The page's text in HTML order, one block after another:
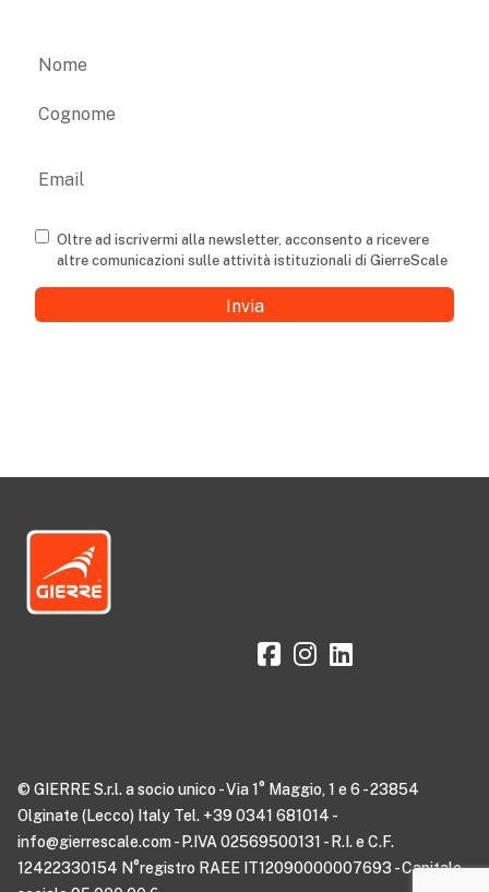
Name
Email
Consenso
Oltre ad iscrivermi alla newsletter, acconsento a ricevere
altre comunicazioni sulle attività istituzionali di GierreScale
© GIERRE S.r.l. a socio unico - Via 1° Maggio, 1 e 6 - 23854
Olginate (Lecco) Italy Tel. +39 0341 681014 -
info@gierrescale.com - P.IVA 02569500131 - R.I. e C.F.
12422330154 N°registro RAEE IT12090000007693 - Capitale